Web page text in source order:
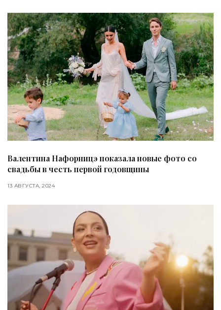
Валентина Нафорницэ показала новые фото со
свадьбы в честь первой годовщины
13 АВГУСТА, 2024